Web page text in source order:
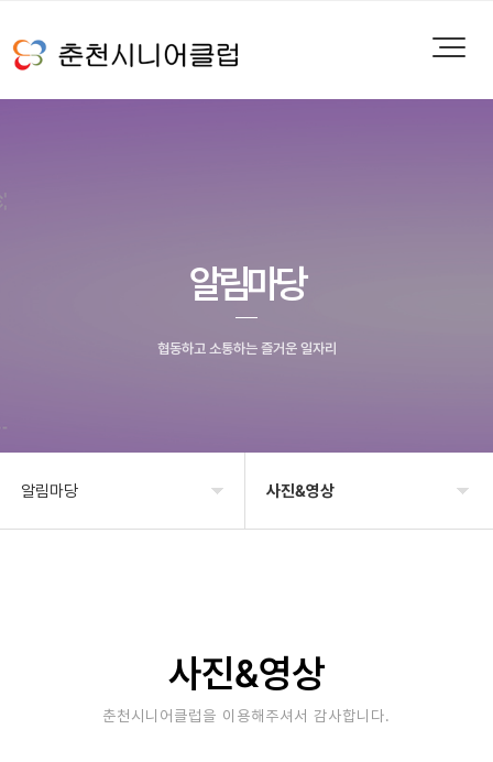
알림마당
협동하고 소통하는 즐거운 일자리
알림마당 사진&영상
보도자료
사진&영상
사진&영상
춘천시니어클럽을 이용해주셔서 감사합니다.